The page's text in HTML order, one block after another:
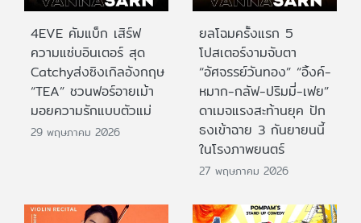
4EVE คัมแบ็ก เสิร์ฟ
ความแซ่บอินเตอร์ สุด
Catchyส่งซิงเกิลอังกฤษ
“TEA” ชวนฟอร์อายเม้า
มอยความรักแบบตัวแม่
29 พฤษภาคม 2026
ยลโฉมครั้งแรก 5
โปสเตอร์งามจับตา
“อัศจรรย์วันทอง” “อิ้งค์-
หมาก-กลัฟ-ปริมมี่-เฟย”
ดาเมจแรงสะท้านยุค ปัก
ธงเข้าฉาย 3 กันยายนนี้
ในโรงภาพยนตร์
27 พฤษภาคม 2026